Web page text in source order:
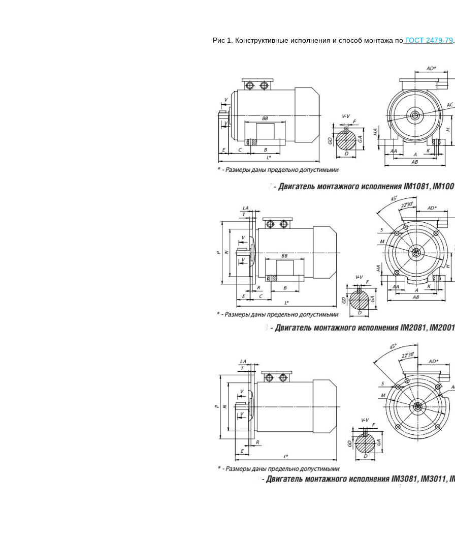
Рис 1. Конструктивные исполнения и способ монтажа поГОСТ 2479-79.